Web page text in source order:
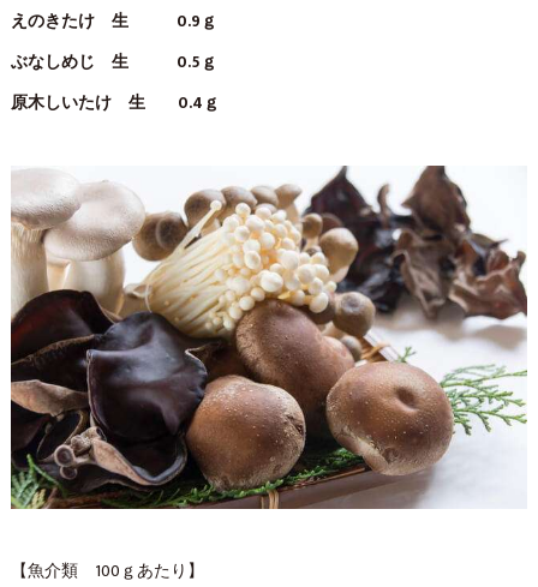
えのきたけ 生 0.9ｇ
ぶなしめじ 生 0.5ｇ
原木しいたけ 生 0.4ｇ
【魚介類 100ｇあたり】